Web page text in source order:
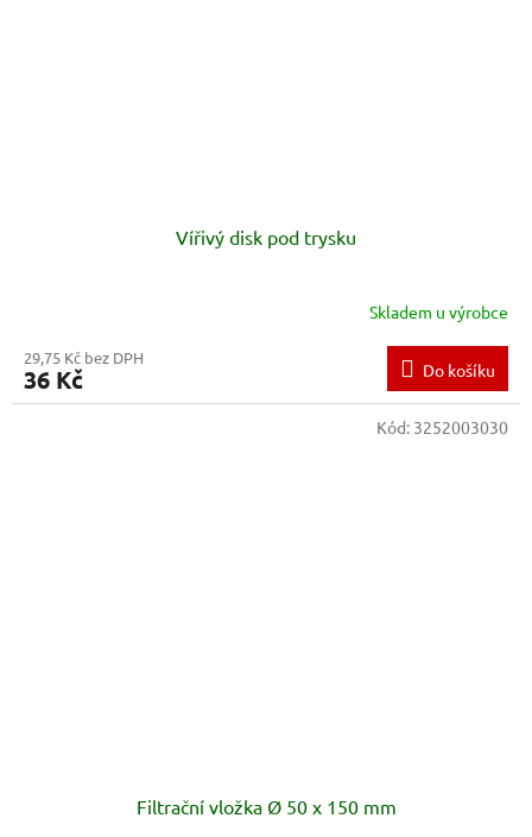
Vířivý disk pod trysku
Skladem u výrobce
29,75 Kč bez DPH
36 Kč Do košíku
Filtrační vložka Ø 50 x 150 mm
Kód: 3252003030